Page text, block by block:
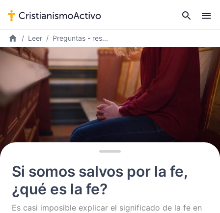
Leer Preguntas - res...
Si somos salvos por la fe,
¿qué es la fe?
Es casi imposible explicar el significado de la fe en